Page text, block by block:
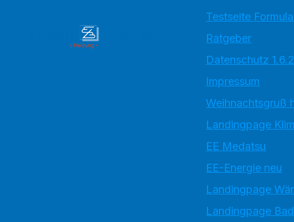
Testseite
Ratgeber
Datenschutz
Impressum
Weihnachtsgruß
Landingpage
EE Medatsu
EE-Energie neu
Landingpage
Landingpage